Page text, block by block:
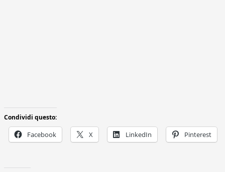
Condividi questo:
Facebook X LinkedIn Pinterest